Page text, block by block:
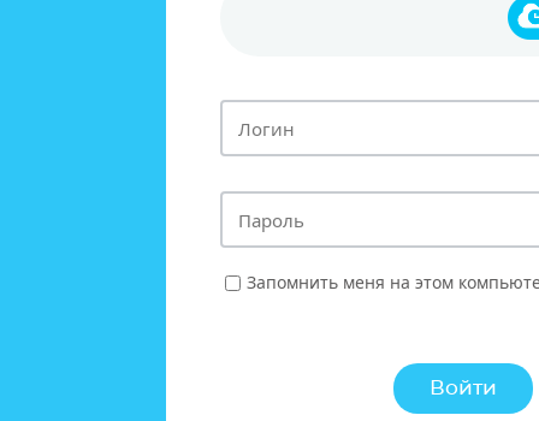
Запомнить меня на этом